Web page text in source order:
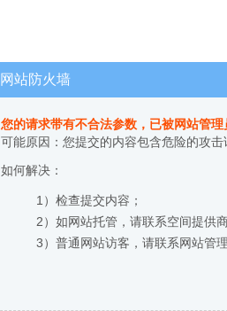
网站防火墙
您的请求带有不合法参数，已被网站管理
可能原因：您提交的内容包含危险的攻击
如何解决：
1）检查提交内容；
2）如网站托管，请联系空间提供商
3）普通网站访客，请联系网站管理